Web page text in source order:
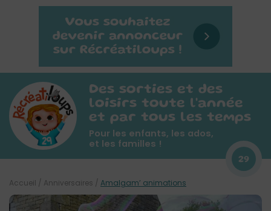
Des sorties et des
loisirs toute l'année
et par tous les temps
Pour les enfants, les ados,
et les familles !
29
Accueil / Anniversaires / Amalgam’ animations